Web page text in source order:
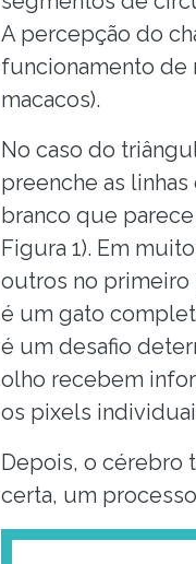
A percepção do
funcionamento de
macacos).
No caso do
preenche as
branco que
Figura 1). Em
outros no primeiro
é um gato
é um desafio
olho recebem
os pixels
Depois, o cérebro
certa, um